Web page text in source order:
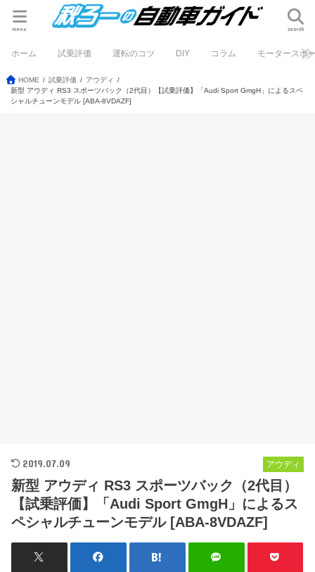
search
menu
ホーム 試乗評価 運転のコツ DIY コラム モータースポ
HOME 試乗評価
アウディ
新型 アウディ RS3 スポーツバック（2代目）【試乗評価】「Audi Sport GmgH」によるスペ
シャルチューンモデル [ABA-8VDAZF]
アウディ
2019.07.09
新型 アウディ RS3 スポーツバック（2代目）
【試乗評価】「Audi Sport GmgH」によるス
ペシャルチューンモデル [ABA-8VDAZF]